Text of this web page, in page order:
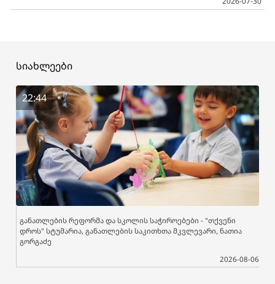
სიახლეები
22:44
განათლების რეფორმა და სკოლის საჭიროებები - "თქვენი
დროს" სტუმარია, განათლების საკითხთა მკვლევარი, ნათია
გორგაძე
2026-08-06